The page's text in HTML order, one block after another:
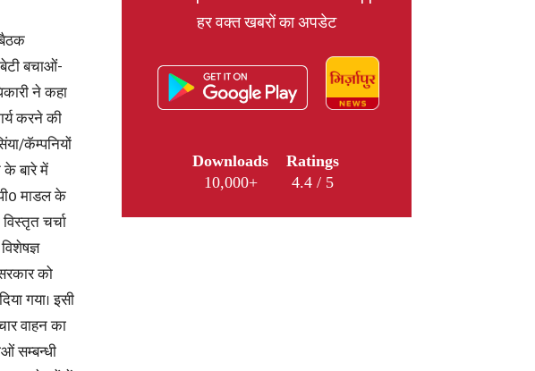
बचाओं-
ने कहा
करने की
कॅम्पनियों
के बारे में
माडल के
चर्चा
को
गया। इसी
वाहन का
सम्बन्धी
हर वक्त खबरों का अपडेट
Downloads
10,000+
Ratings
4.4 / 5